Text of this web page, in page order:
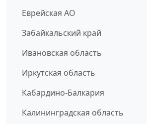
Еврейская АО
Забайкальский край
Ивановская область
Иркутская область
Кабардино-Балкария
Калининградская область